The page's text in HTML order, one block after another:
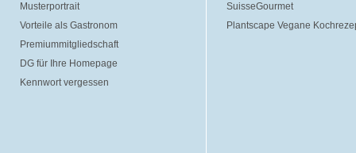
Musterportrait
Vorteile als Gastronom
Premiummitgliedschaft
DG für Ihre Homepage
Kennwort vergessen
SuisseGourmet
Plantscape Vegane